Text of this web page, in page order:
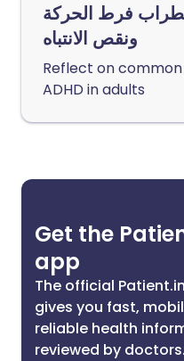
فرط الحركة
ونقص الانتباه
Reflect on
ADHD in adults
Get the
app
The official
gives you fast,
reliable health
reviewed by doctors.